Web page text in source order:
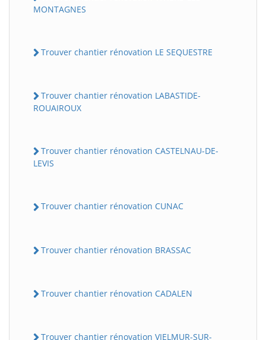
MONTAGNES
Trouver chantier rénovation LE SEQUESTRE
Trouver chantier rénovation LABASTIDE-
ROUAIROUX
Trouver chantier rénovation CASTELNAU-DE-
LEVIS
Trouver chantier rénovation CUNAC
Trouver chantier rénovation BRASSAC
Trouver chantier rénovation CADALEN
Trouver chantier rénovation VIELMUR-SUR-